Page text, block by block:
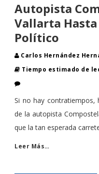
Autopista
Vallarta Hasta
Político
Carlos Hernández
Tiempo estimado de
Si no hay
de la autopista
que la tan esperada
Leer Más…